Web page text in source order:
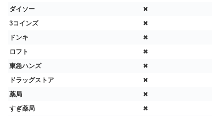
ダイソー
✖
3コインズ
✖
ドンキ
✖
ロフト
✖
東急ハンズ
✖
ドラッグストア
✖
薬局
✖
すぎ薬局
✖